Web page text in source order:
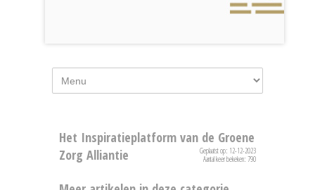
Het Inspiratieplatform van de Groene
Zorg Alliantie
Geplaatst op: 12-12-2023
Aantal keer bekeken: 790